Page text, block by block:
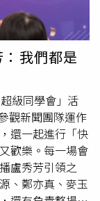
的話，「50知天
網友也表示，
，可以選擇不
難別人的工
現在只有中天
的確給女主持
播電視學系。
區（樹林區、鶯
被國民黨提名，
我們都是
級同學會」活
觀新聞團隊運作
還一起進行「快
歡樂。每一場會
盧秀芳引領之
、鄭亦真、麥玉